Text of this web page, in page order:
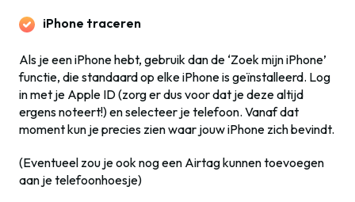
iPhone traceren
Als je een iPhone hebt, gebruik dan de ‘Zoek mijn iPhone’
functie, die standaard op elke iPhone is geïnstalleerd. Log
in met je Apple ID (zorg er dus voor dat je deze altijd
ergens noteert!) en selecteer je telefoon. Vanaf dat
moment kun je precies zien waar jouw iPhone zich bevindt.
(Eventueel zou je ook nog een Airtag kunnen toevoegen
aan je telefoonhoesje)